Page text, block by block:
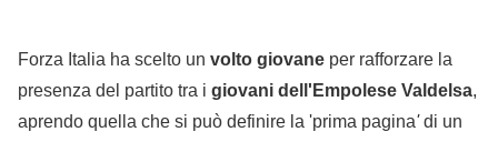
Forza Italia ha scelto un volto giovane per rafforzare la
presenza del partito tra i giovani dell'Empolese Valdelsa,
aprendo quella che si può definire la 'prima pagina'di un